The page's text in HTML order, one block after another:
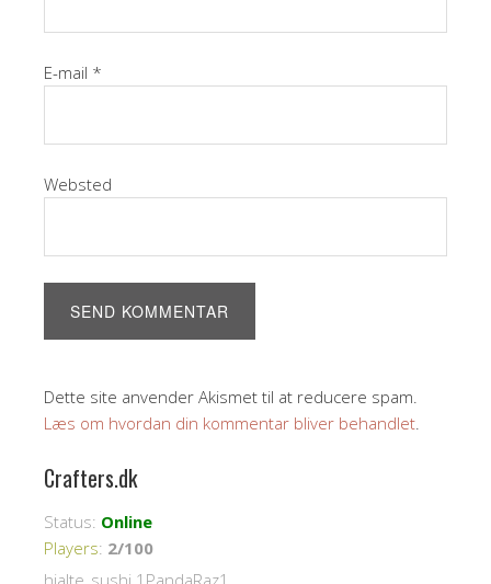
E-mail *
Websted
Dette site anvender Akismet til at reducere spam.
Læs om hvordan din kommentar bliver behandlet
Crafters.dk
Status: Online
Players: 2/100
hjalte_sushi 1PandaRaz1